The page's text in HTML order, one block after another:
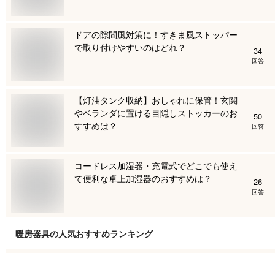
ドアの隙間風対策に！すきま風ストッパー
で取り付けやすいのはどれ？
34
回答
【灯油タンク収納】おしゃれに保管！玄関
やベランダに置ける目隠しストッカーのお
すすめは？
50
回答
コードレス加湿器・充電式でどこでも使え
て便利な卓上加湿器のおすすめは？
26
回答
暖房器具の人気おすすめランキング